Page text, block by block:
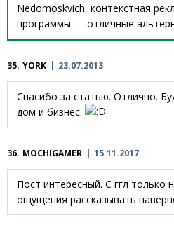
Nedomoskvich, контекстная
программы — отличные
35. YORK 23.07.2013
Спасибо за статью. Отлично.
дом и бизнес.
36. MOCHIGAMER 15.11.2017
Пост интересный. С ггл только
ощущения рассказывать